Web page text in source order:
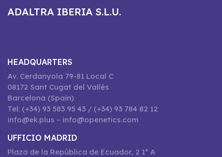
ADALTRA IBERIA S.L.U.
HEADQUARTERS
Av. Cerdanyola 79-81 Local C
08172 Sant Cugat del Vallès
Barcelona (Spain)
Tel: (+34) 93 583 95 43 / (+34) 93 784 82 12
info@ek.plus – info@openetics.com
UFFICIO MADRID
Plaza de la República de Ecuador, 2 1º A